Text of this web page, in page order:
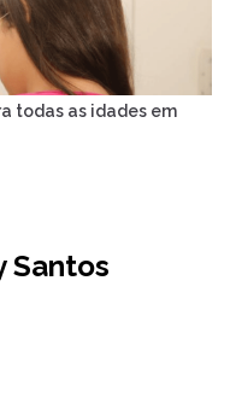
todas as idades em
Santos